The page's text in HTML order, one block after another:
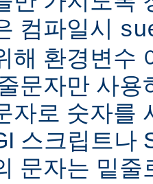
컴파일시
해 환경변수
문자만 사용
자로 숫자를
스크립트나
문자는 밑줄